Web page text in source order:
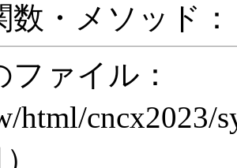
数・メソッド
ァイル：
html/cncx2023/